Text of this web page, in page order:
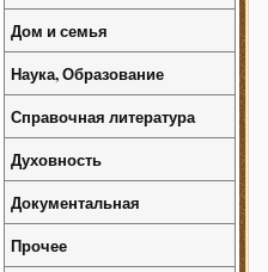
Дом и семья
Наука, Образование
Справочная литература
Духовность
Документальная
Прочее